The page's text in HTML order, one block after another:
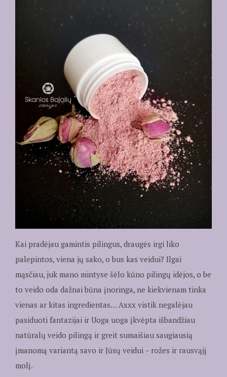
Kai pradėjau gamintis pilingus, draugės irgi liko
palepintos, viena jų sako, o bus kas veidui? Ilgai
mąsčiau, juk mano mintyse šėlo kūno pilingų idėjos, o be
to veido oda dažnai būna įnoringa, ne kiekvienam tinka
vienas ar kitas ingredientas… Axxx vistik negalėjau
pasiduoti fantazijai ir Uoga uoga įkvėpta išbandžiau
natūralų veido pilingą ir greit sumaišiau saugiausią
įmanomą variantą savo ir Jūsų veidui – rožes ir rausvąjį
molį.